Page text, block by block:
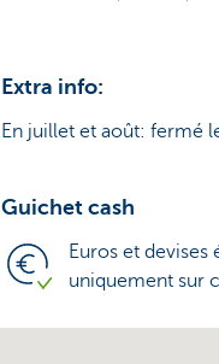
Extra info:
En juillet et août: fermé
Guichet cash
Euros et devises
uniquement sur